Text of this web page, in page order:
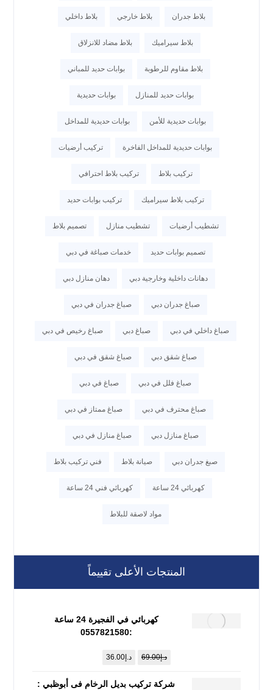
بلاط جدران بلاط خارجي بلاط داخلي
بلاط سيراميك بلاط مضاد للانزلاق
بلاط مقاوم للرطوبة بوابات حديد للمباني
بوابات حديد للمنازل بوابات حديدية
بوابات حديدية للأمن بوابات حديدية للمداخل
بوابات حديدية للمداخل الفاخرة تركيب أرضيات
تركيب بلاط تركيب بلاط احترافي
تركيب بلاط سيراميك تركيب بوابات حديد
تشطيب أرضيات تشطيب منازل تصميم بلاط
تصميم بوابات حديد خدمات صباغة في دبي
دهانات داخلية وخارجية دبي دهان منازل دبي
صباغ جدران دبي صباغ جدران في دبي
صباغ داخلي في دبي صباغ دبي صباغ رخيص في دبي
صباغ شقق دبي صباغ شقق في دبي
صباغ فلل في دبي صباغ في دبي
صباغ محترف في دبي صباغ ممتاز في دبي
صباغ منازل دبي صباغ منازل في دبي
صبغ جدران دبي صيانة بلاط فني تركيب بلاط
كهربائي 24 ساعة كهربائي فني 24 ساعة
مواد لاصقة للبلاط
المنتجات الأعلى تقييماً
كهربائي في الفجيرة 24 ساعة
:0557821580
د.إ69.00 د.إ 36.00
شركة تركيب بديل الرخام فى أبوظبي :